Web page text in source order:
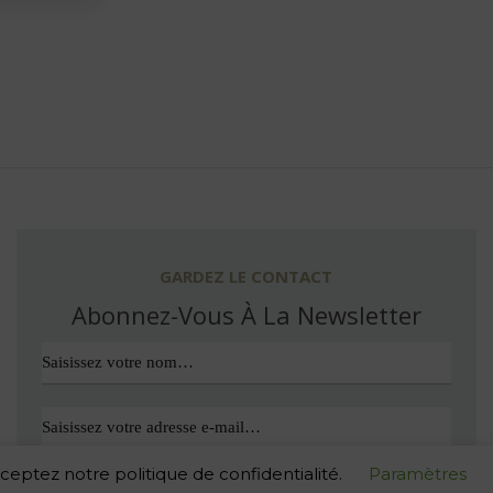
GARDEZ LE CONTACT
Abonnez-Vous À La Newsletter
notre politique de confidentialité. Paramètres